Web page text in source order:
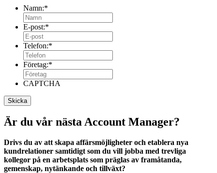
Namn:*
E-post:*
Telefon:*
Företag:*
CAPTCHA
Är du vår nästa Account Manager?
Drivs du av att skapa affärsmöjligheter och etablera nya
kundrelationer samtidigt som du vill jobba med trevliga
kollegor på en arbetsplats som präglas av framåtanda,
gemenskap, nytänkande och tillväxt?